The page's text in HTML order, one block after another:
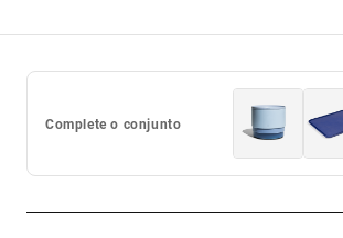
Complete o conjunto